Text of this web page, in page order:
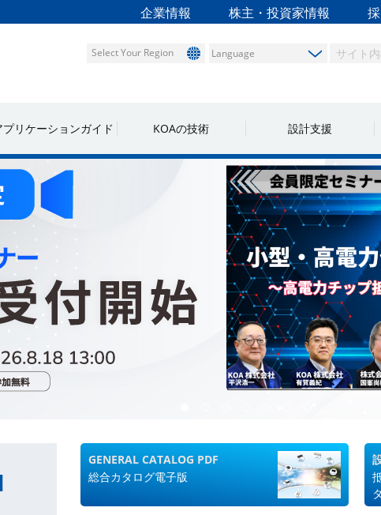
企業情報 株主・投資家情報
Select Your Region
プリケーションガイド KOAの技術 設計支援
GENERAL CATALOG PDF
総合カタログ電子版